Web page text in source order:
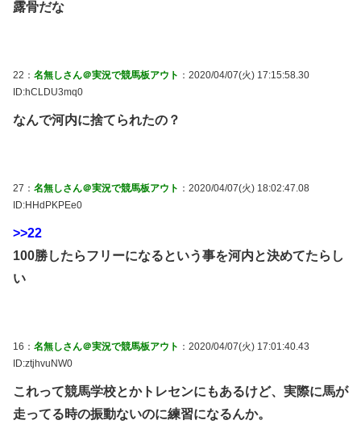
露骨だな
22： 名無しさん＠実況で競馬板アウト ：2020/04/07(火) 17:15:58.30
ID:hCLDU3mq0
なんで河内に捨てられたの？
27： 名無しさん＠実況で競馬板アウト ：2020/04/07(火) 18:02:47.08
ID:HHdPKPEe0
>>22
100勝したらフリーになるという事を河内と決めてたらし
い
16： 名無しさん＠実況で競馬板アウト ：2020/04/07(火) 17:01:40.43
ID:ztjhvuNW0
これって競馬学校とかトレセンにもあるけど、実際に馬が
走ってる時の振動ないのに練習になるんか。